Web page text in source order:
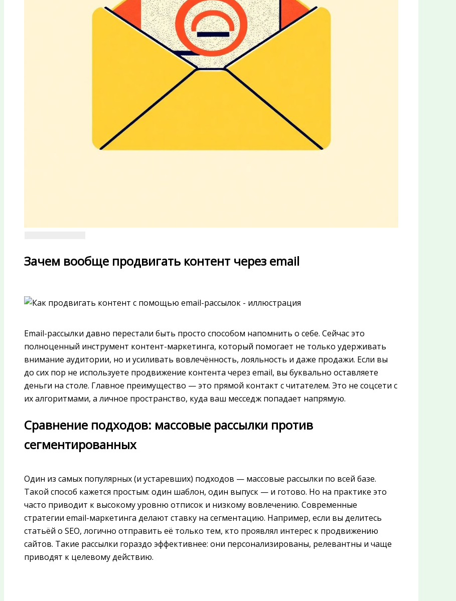
Зачем вообще продвигать контент через email
Email-рассылки давно перестали быть просто способом напомнить о себе. Сейчас это
полноценный инструмент контент-маркетинга, который помогает не только удерживать
внимание аудитории, но и усиливать вовлечённость, лояльность и даже продажи. Если вы
до сих пор не используете продвижение контента через email, вы буквально оставляете
деньги на столе. Главное преимущество — это прямой контакт с читателем. Это не соцсети с
их алгоритмами, а личное пространство, куда ваш месседж попадает напрямую.
Сравнение подходов: массовые рассылки против
сегментированных
Один из самых популярных (и устаревших) подходов — массовые рассылки по всей базе.
Такой способ кажется простым: один шаблон, один выпуск — и готово. Но на практике это
часто приводит к высокому уровню отписок и низкому вовлечению. Современные
стратегии email-маркетинга делают ставку на сегментацию. Например, если вы делитесь
статьёй о SEO, логично отправить её только тем, кто проявлял интерес к продвижению
сайтов. Такие рассылки гораздо эффективнее: они персонализированы, релевантны и чаще
приводят к целевому действию.